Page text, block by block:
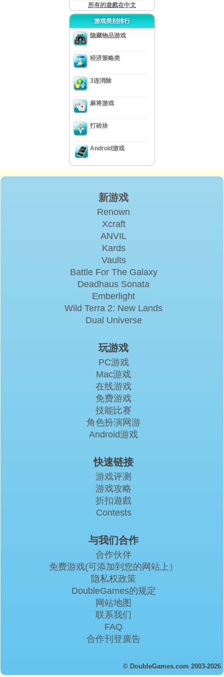
所有的遊戲在中文
游戏类别排行
隐藏物品游戏
经济策略类
3连消除
麻将游戏
打砖块
Android游戏
新游戏
Renown
Xcraft
ANVIL
Kards
Vaults
Battle For The Galaxy
Deadhaus Sonata
Emberlight
Wild Terra 2: New Lands
Dual Universe
玩游戏
PC游戏
Mac游戏
在线游戏
免费游戏
技能比赛
角色扮演网游
Android游戏
快速链接
游戏评测
游戏攻略
折扣遊戲
Contests
与我们合作
合作伙伴
免费游戏(可添加到您的网站上）
隐私权政策
DoubleGames的规定
网站地图
联系我们
FAQ
合作刊登廣告
© DoubleGames.com 2003-2026